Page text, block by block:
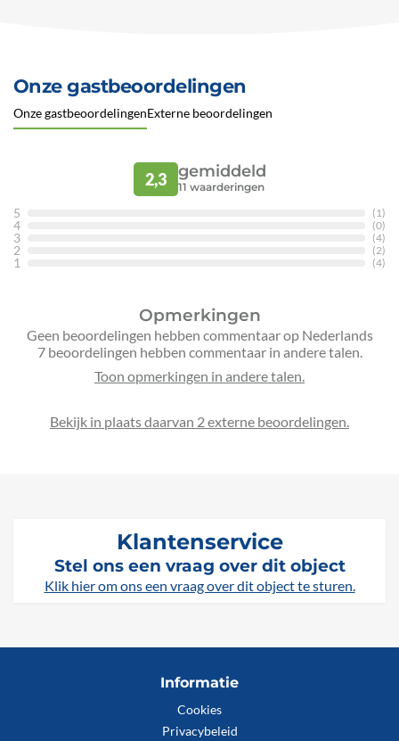
Onze gastbeoordelingen
Onze gastbeoordelingenExterne beoordelingen
2,3 gemiddeld
11 waarderingen
5 (1)
4 (0)
3 (4)
2 (2)
1 (4)
Opmerkingen
Geen beoordelingen hebben commentaar op Nederlands
7 beoordelingen hebben commentaar in andere talen.
Bekijk in plaats daarvan 2 externe beoordelingen.
Klantenservice
Stel ons een vraag over dit object
Klik hier om ons een vraag over dit object te sturen.
Informatie
Cookies
Privacybeleid